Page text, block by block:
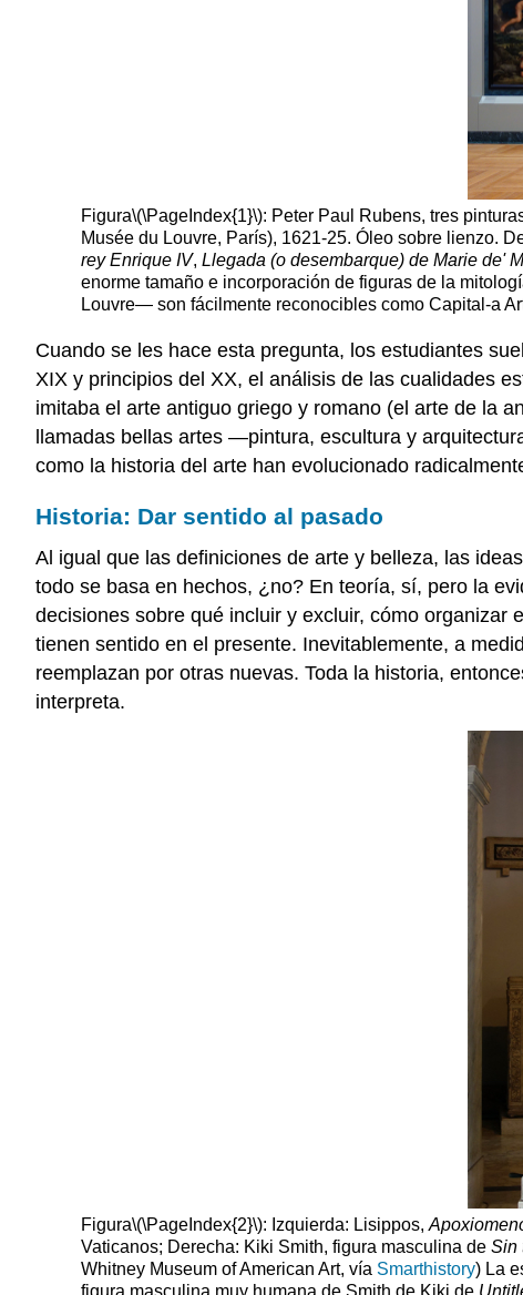
Figura\(\PageIndex{1}\): Peter Paul Rubens, tres
Musée du Louvre, París), 1621-25. Óleo sobre lienzo.
rey Enrique IV,Llegada (o desembarque) de Marie de'
enorme tamaño e incorporación de figuras de la
Louvre— son fácilmente reconocibles como Capital-a
Cuando se les hace esta pregunta, los estudiantes
XIX y principios del XX, el análisis de las cualidades
imitaba el arte antiguo griego y romano (el arte de la
llamadas bellas artes —pintura, escultura y
como la historia del arte han evolucionado
Historia: Dar sentido al pasado
Al igual que las definiciones de arte y belleza, las
todo se basa en hechos, ¿no? En teoría, sí, pero la
decisiones sobre qué incluir y excluir, cómo organizar
tienen sentido en el presente. Inevitablemente, a
reemplazan por otras nuevas. Toda la historia,
interpreta.
Figura\(\PageIndex{2}\): Izquierda: Lisippos,
Vaticanos; Derecha: Kiki Smith, figura masculina deSin
Whitney Museum of American Art, vía Smarthistory) La
figura masculina muy humana de Smith de Kiki de